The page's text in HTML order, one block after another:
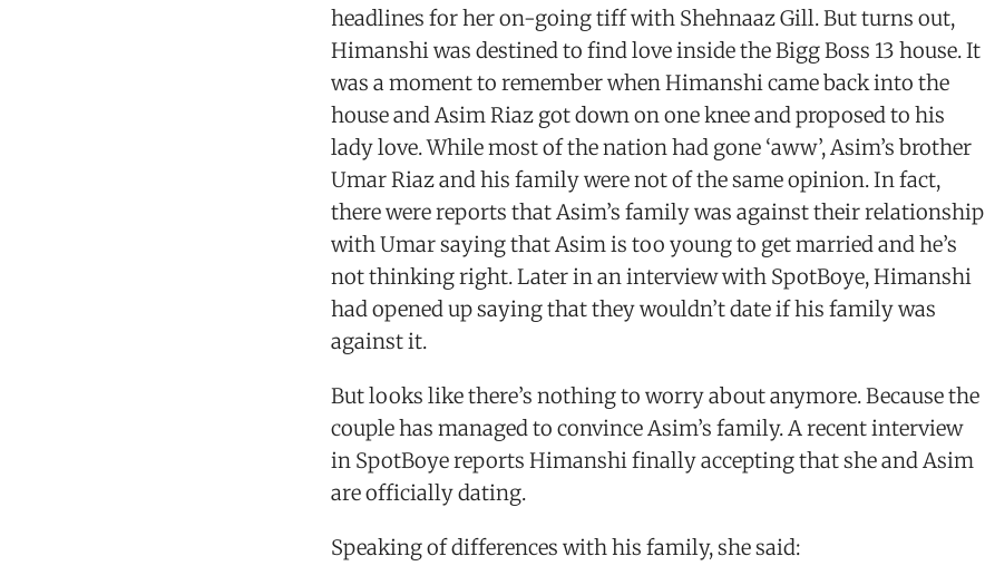
headlines for her on-going tiff with Shehnaaz Gill. But turns out,
Himanshi was destined to find love inside the Bigg Boss 13 house. It
was a moment to remember when Himanshi came back into the
house and Asim Riaz got down on one knee and proposed to his
lady love. While most of the nation had gone ‘aww’, Asim’s brother
Umar Riaz and his family were not of the same opinion. In fact,
there were reports that Asim’s family was against their relationship
with Umar saying that Asim is too young to get married and he’s
not thinking right. Later in an interview with SpotBoye, Himanshi
had opened up saying that they wouldn’t date if his family was
against it.
But looks like there’s nothing to worry about anymore. Because the
couple has managed to convince Asim’s family. A recent interview
in SpotBoye reports Himanshi finally accepting that she and Asim
are officially dating.
Speaking of differences with his family, she said: